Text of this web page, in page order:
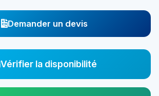
Demander un devis
Vérifier la disponibilité